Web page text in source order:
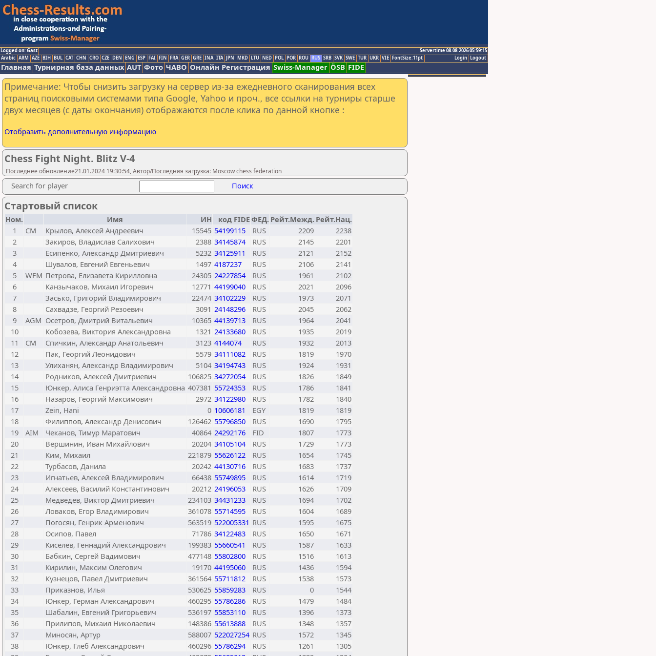
Logged on: Gast
Servertime 08.08.2026 05:59:15
Logout
Login
Arabic ARM AZE BIH BUL CAT CHN CRO CZE DEN ENG ESP FAI FIN FRA GER GRE INA ITA JPN MKD LTU NED POL POR ROU RUS SRB SVK SWE TUR UKR VIE FontSize:11pt
Главная Турнирная база данных AUT Фото ЧАВО Онлайн Регистрация Swiss-Manager ÖSB FIDE
Примечание: Чтобы снизить загрузку на сервер из-за ежедневного сканирования всех
страниц поисковыми системами типа Google, Yahoo и проч., все ссылки на турниры старше
двух месяцев (с даты окончания) отображаются после клика по данной кнопке :
Отобразить дополнительную информацию
Chess Fight Night. Blitz V-4
Последнее обновление21.01.2024 19:30:54, Автор/Последняя загрузка: Moscow chess federation
Search for player Поиск
Стартовый список
Ном. Имя ИН код FIDEФЕД. Рейт.Межд. Рейт.Нац.
1
CM Крылов, Алексей Андреевич 15545 54199115 RUS 2209
2238
2
Закиров, Владислав Салихович 2388 34145874 RUS 2145
2201
3
Есипенко, Александр Дмитриевич 5232 34125911 RUS 2121
2152
4
Шувалов, Евгений Евгеньевич 1497 4187237 RUS 2106
2141
5
WFM Петрова, Елизавета Кирилловна 24305 24227854 RUS 1961
2102
6
Канзычаков, Михаил Игоревич 12771 44199040 RUS 2021
2096
7
Засько, Григорий Владимирович 22474 34102229 RUS 1973
2071
8
Сахвадзе, Георгий Резоевич 3091 24148296 RUS 2045
2062
9
AGM Осетров, Дмитрий Витальевич 10365 44139713 RUS 1964
2041
10
Кобозева, Виктория Александровна 1321 24133680 RUS 1935
2019
11
CM Спичкин, Александр Анатольевич 3123 4144074 RUS 1932
2013
12
Пак, Георгий Леонидович 5579 34111082 RUS 1819
1970
13
Улиханян, Александр Владимирович 5104 34194743 RUS 1924
1931
14
Родников, Алексей Дмитриевич 106825 34272054 RUS 1826
1849
15
Юнкер, Алиса Генриэтта Александровна 407381 55724353 RUS 1786
1841
16
Назаров, Георгий Максимович 2972 34122980 RUS 1782
1840
17
Zein, Hani 0 10606181 EGY 1819
1819
18
Филиппов, Александр Денисович 126462 55796850 RUS 1690
1795
19
AIM Чеканов, Тимур Маратович 40864 24292176 FID 1807
1773
20
Вершинин, Иван Михайлович 20204 34105104 RUS 1729
1773
21
Ким, Михаил 221879 55626122 RUS 1654
1745
22
Турбасов, Данила 20242 44130716 RUS 1683
1737
23
Игнатьев, Алексей Владимирович 66438 55749895 RUS 1614
1719
24
Алексеев, Василий Константинович 20212 24196053 RUS 1626
1709
25
Медведев, Виктор Дмитриевич 234103 34431233 RUS 1694
1702
26
Ловаков, Егор Владимирович 361078 55714595 RUS 1604
1689
27
Погосян, Генрик Арменович 563519 522005331 RUS 1595
1675
28
Осипов, Павел 71786 34122483 RUS 1650
1671
29
Киселев, Геннадий Александрович 199383 55660541 RUS 1587
1633
30
Бабкин, Сергей Вадимович 477148 55802800 RUS 1516
1613
31
Кирилин, Максим Олегович 19170 44195060 RUS 1436
1594
32
Кузнецов, Павел Дмитриевич 361564 55711812 RUS 1538
1573
33
Приказнов, Илья 530625 55859283 RUS 0
1544
34
Юнкер, Герман Александрович 460295 55786286 RUS 1479
1484
35
Шабалин, Евгений Григорьевич 536197 55853110 RUS 1396
1373
36
Прилипов, Михаил Николаевич 148386 55613888 RUS 1348
1357
37
Миносян, Артур 588007 522027254 RUS 1572
1345
38
Юнкер, Глеб Александрович 460296 55786294 RUS 1261
1305